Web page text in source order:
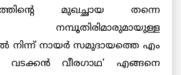
മുഖച്ഛായ തന്നെ
നമ്പൂതിരിമാരുമായുള്ള
നിന്ന് നായര്‍ സമുദായത്തെ എം
വടക്കന്‍ വീരഗാഥ’ എങ്ങനെ